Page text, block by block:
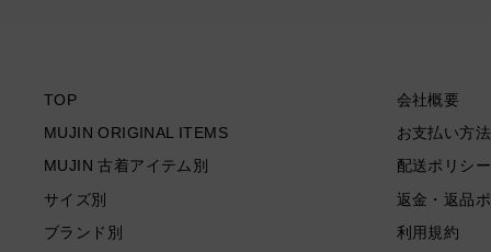
TOP
MUJIN ORIGINAL ITEMS
MUJIN 古着アイテム別
サイズ別
ブランド別
会社概要
お支払い方
配送ポリシー
返金・返品
利用規約